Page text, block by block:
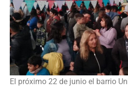
El próximo 22 de junio el barrio